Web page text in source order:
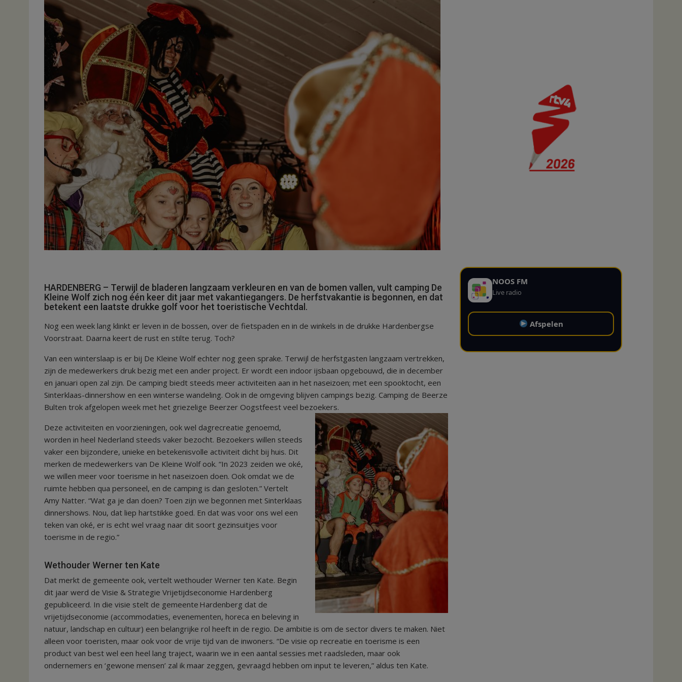
HARDENBERG – Terwijl de bladeren langzaam verkleuren en van de bomen vallen, vult camping De
Kleine Wolf zich nog één keer dit jaar met vakantiegangers. De herfstvakantie is begonnen, en dat
betekent een laatste drukke golf voor het toeristische Vechtdal.
Nog een week lang klinkt er leven in de bossen, over de fietspaden en in de winkels in de drukke Hardenbergse
Voorstraat. Daarna keert de rust en stilte terug. Toch?
Van een winterslaap is er bij De Kleine Wolf echter nog geen sprake. Terwijl de herfstgasten langzaam vertrekken,
zijn de medewerkers druk bezig met een ander project. Er wordt een indoor ijsbaan opgebouwd, die in december
en januari open zal zijn. De camping biedt steeds meer activiteiten aan in het naseizoen; met een spooktocht, een
Sinterklaas-dinnershow en een winterse wandeling. Ook in de omgeving blijven campings bezig. Camping de Beerze
Bulten trok afgelopen week met het griezelige Beerzer Oogstfeest veel bezoekers.
Deze activiteiten en voorzieningen, ook wel dagrecreatie genoemd,
worden in heel Nederland steeds vaker bezocht. Bezoekers willen steeds
vaker een bijzondere, unieke en betekenisvolle activiteit dicht bij huis. Dit
merken de medewerkers van De Kleine Wolf ook. “In 2023 zeiden we oké,
we willen meer voor toerisme in het naseizoen doen. Ook omdat we de
ruimte hebben qua personeel, en de camping is dan gesloten.” Vertelt
Amy Natter. “Wat ga je dan doen? Toen zijn we begonnen met Sinterklaas
dinnershows. Nou, dat liep hartstikke goed. En dat was voor ons wel een
teken van oké, er is echt wel vraag naar dit soort gezinsuitjes voor
toerisme in de regio.”
Wethouder Werner ten Kate
Dat merkt de gemeente ook, vertelt wethouder Werner ten Kate. Begin
dit jaar werd de Visie & Strategie Vrijetijdseconomie Hardenberg
gepubliceerd. In die visie stelt de gemeente Hardenberg dat de
vrijetijdseconomie (accommodaties, evenementen, horeca en beleving in
natuur, landschap en cultuur) een belangrijke rol heeft in de regio. De ambitie is om de sector divers te maken. Niet
alleen voor toeristen, maar ook voor de vrije tijd van de inwoners. “De visie op recreatie en toerisme is een
product van best wel een heel lang traject, waarin we in een aantal sessies met raadsleden, maar ook
ondernemers en ‘gewone mensen’ zal ik maar zeggen, gevraagd hebben om input te leveren,” aldus ten Kate.
NOOS FM
Live radio
Afspelen